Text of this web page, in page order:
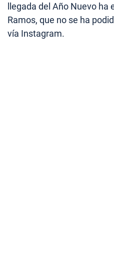
llegada del Año Nuevo ha
Ramos, que no se ha
vía Instagram.